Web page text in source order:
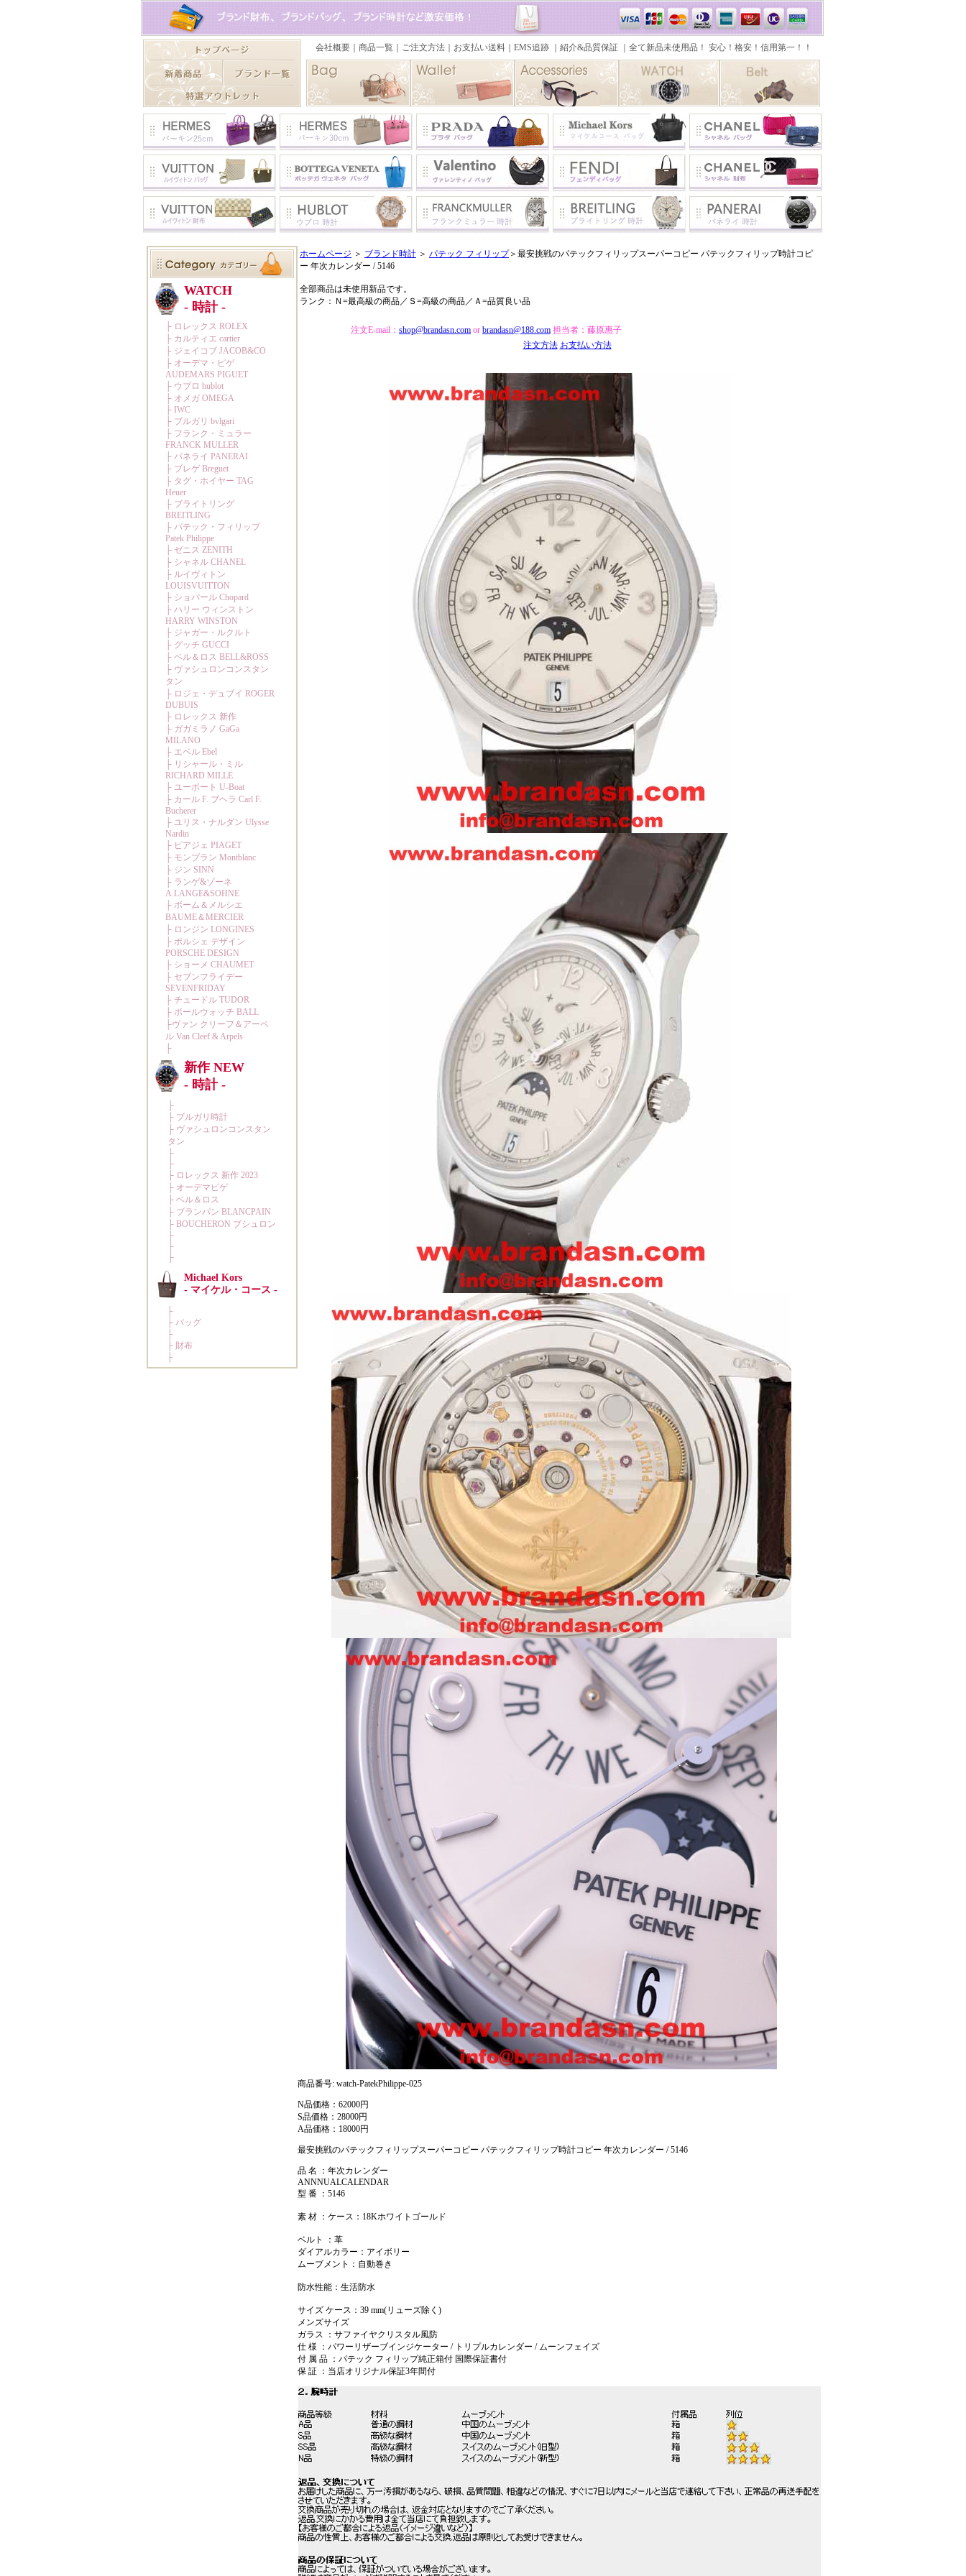
ホームページ ＞ ブランド時計 ＞ パテック フィリップ＞最安挑戦のパテックフィリップスーパーコピー パテックフィリップ時計コピ
ー 年次カレンダー / 5146
全部商品は未使用新品です。
ランク：Ｎ=最高級の商品／Ｓ=高級の商品／Ａ=品質良い品
注文E-mail： shop@brandasn.com or brandasn@188.com 担当者：藤原惠子
注文方法 お支払い方法
商品番号: watch-PatekPhilippe-025
N品価格：62000円
S品価格：28000円
A品価格：18000円
最安挑戦のパテックフィリップスーパーコピー パテックフィリップ時計コピー 年次カレンダー / 5146
品 名 ：年次カレンダー
ANNNUALCALENDAR
型 番 ：5146
素 材 ：ケース：18Kホワイトゴールド
ベルト ：革
ダイアルカラー：アイボリー
ムーブメント：自動巻き
防水性能：生活防水
サイズ ケース：39 mm(リューズ除く)
メンズサイズ
ガラス ：サファイヤクリスタル風防
仕 様 ：パワーリザーブインジケーター / トリプルカレンダー / ムーンフェイズ
付 属 品 ：パテック フィリップ純正箱付 国際保証書付
保 証 ：当店オリジナル保証3年間付